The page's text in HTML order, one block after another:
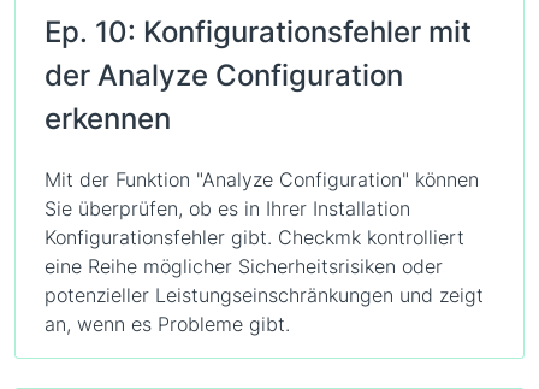
Ep. 10: Konfigurationsfehler mit
der Analyze Configuration
erkennen
Mit der Funktion "Analyze Configuration" können
Sie überprüfen, ob es in Ihrer Installation
Konfigurationsfehler gibt. Checkmk kontrolliert
eine Reihe möglicher Sicherheitsrisiken oder
potenzieller Leistungseinschränkungen und zeigt
an, wenn es Probleme gibt.